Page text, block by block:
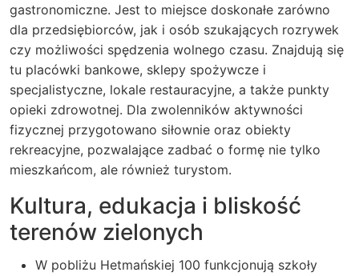
gastronomiczne. Jest to miejsce doskonałe zarówno
dla przedsiębiorców, jak i osób szukających rozrywek
czy możliwości spędzenia wolnego czasu. Znajdują się
tu placówki bankowe, sklepy spożywcze i
specjalistyczne, lokale restauracyjne, a także punkty
opieki zdrowotnej. Dla zwolenników aktywności
fizycznej przygotowano siłownie oraz obiekty
rekreacyjne, pozwalające zadbać o formę nie tylko
mieszkańcom, ale również turystom.
Kultura, edukacja i bliskość
terenów zielonych
W pobliżu Hetmańskiej 100 funkcjonują szkoły